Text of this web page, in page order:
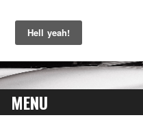
MENU